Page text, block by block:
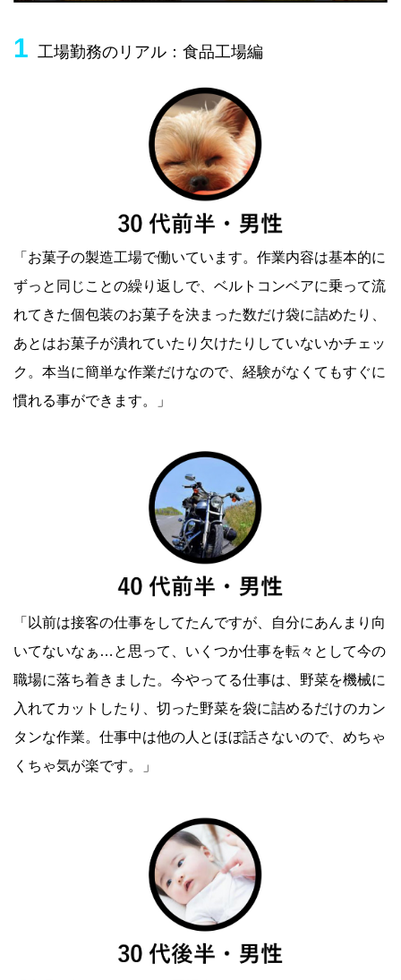
1 工場勤務のリアル：食品工場編
「お菓子の製造工場で働いています。作業内容は基本的に
ずっと同じことの繰り返しで、ベルトコンベアに乗って流
れてきた個包装のお菓子を決まった数だけ袋に詰めたり、
あとはお菓子が潰れていたり欠けたりしていないかチェッ
ク。本当に簡単な作業だけなので、経験がなくてもすぐに
慣れる事ができます。」
「以前は接客の仕事をしてたんですが、自分にあんまり向
いてないなぁ…と思って、いくつか仕事を転々として今の
職場に落ち着きました。今やってる仕事は、野菜を機械に
入れてカットしたり、切った野菜を袋に詰めるだけのカン
タンな作業。仕事中は他の人とほぼ話さないので、めちゃ
くちゃ気が楽です。」